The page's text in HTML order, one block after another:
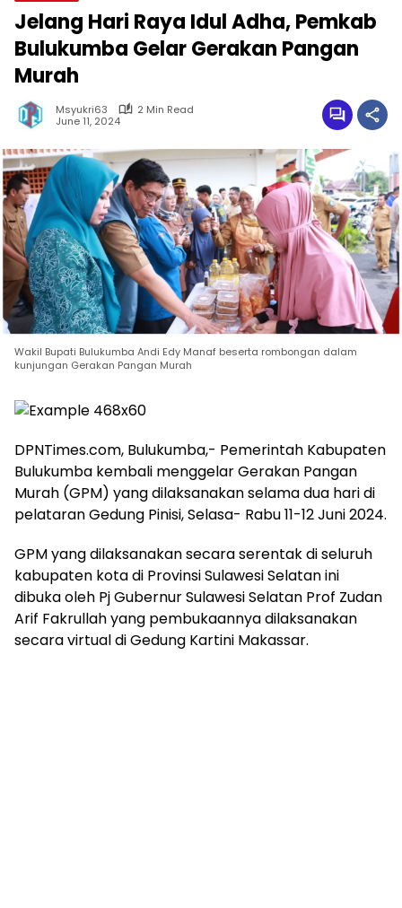
Jelang Hari Raya Idul Adha, Pemkab
Bulukumba Gelar Gerakan Pangan
Murah
Msyukri63
2 Min Read
June 11, 2024
Wakil Bupati Bulukumba Andi Edy Manaf beserta rombongan dalam
kunjungan Gerakan Pangan Murah
DPNTimes.com, Bulukumba,- Pemerintah Kabupaten
Bulukumba kembali menggelar Gerakan Pangan
Murah (GPM) yang dilaksanakan selama dua hari di
pelataran Gedung Pinisi, Selasa- Rabu 11-12 Juni 2024.
GPM yang dilaksanakan secara serentak di seluruh
kabupaten kota di Provinsi Sulawesi Selatan ini
dibuka oleh Pj Gubernur Sulawesi Selatan Prof Zudan
Arif Fakrullah yang pembukaannya dilaksanakan
secara virtual di Gedung Kartini Makassar.